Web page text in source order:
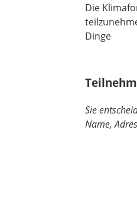
Die
Dinge
Sie
Name,